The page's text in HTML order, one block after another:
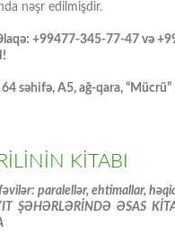
nəşr edilmişdir.
+99477-345-77-47 və
səhifə, A5, ağ-qara,
KİTABI
paralellər, ehtimallar,
ŞƏHƏRLƏRİNDƏ ƏSAS